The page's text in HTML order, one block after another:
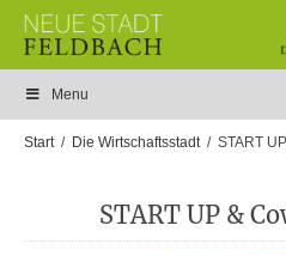
Menu
Start Die Wirtschaftsstadt START
START UP &